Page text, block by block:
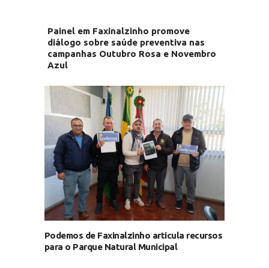
Painel em Faxinalzinho promove
diálogo sobre saúde preventiva nas
campanhas Outubro Rosa e Novembro
Azul
Podemos de Faxinalzinho articula recursos
para o Parque Natural Municipal